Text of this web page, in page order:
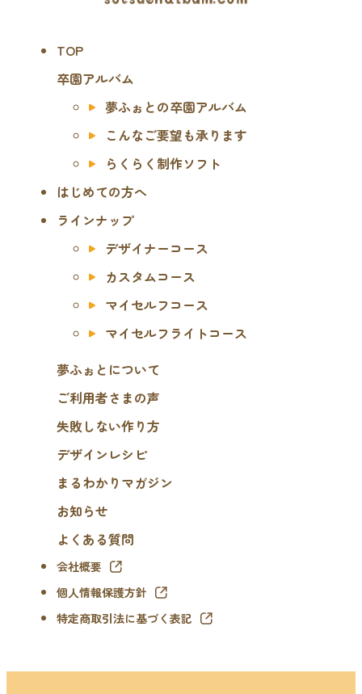
TOP
卒園アルバム
夢ふぉとの卒園アルバム
こんなご要望も承ります
らくらく制作ソフト
はじめての方へ
ラインナップ
デザイナーコース
カスタムコース
マイセルフコース
マイセルフライトコース
夢ふぉとについて
ご利用者さまの声
失敗しない作り方
デザインレシピ
まるわかりマガジン
お知らせ
よくある質問
会社概要
個人情報保護方針
特定商取引法に基づく表記